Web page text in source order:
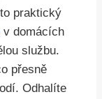
praktický
v domácích
službu.
přesně
Odhalíte